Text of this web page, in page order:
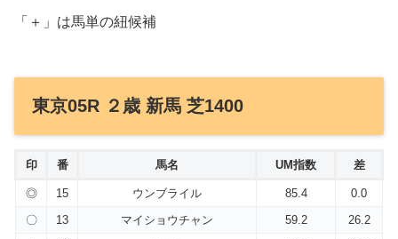
「＋」は馬単の紐候補
東京05R ２歳 新馬 芝1400
印 番 馬名 UM指数 差
◎ 15 ウンブライル 85.4
0.0
〇
13 マイショウチャン 59.2
26.2